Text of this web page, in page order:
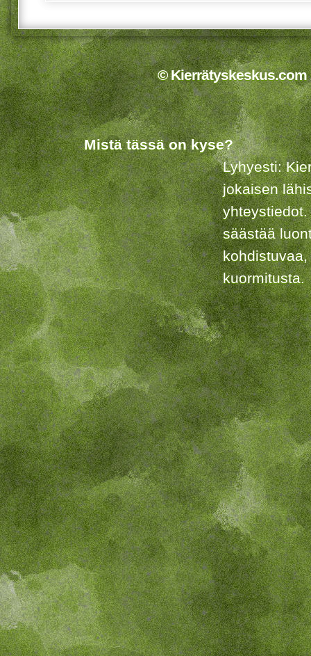
© Kierrätyskeskus.com
Mistä tässä on kyse?
Lyhyesti:
jokaisen
säästää
kuormitusta.